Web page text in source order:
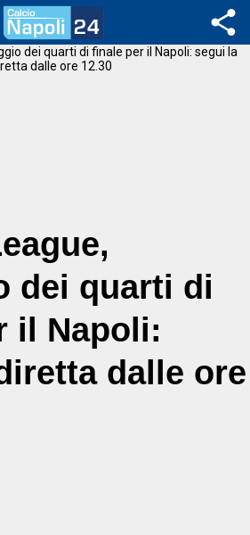
dei quarti di
il Napoli:
dalle ore